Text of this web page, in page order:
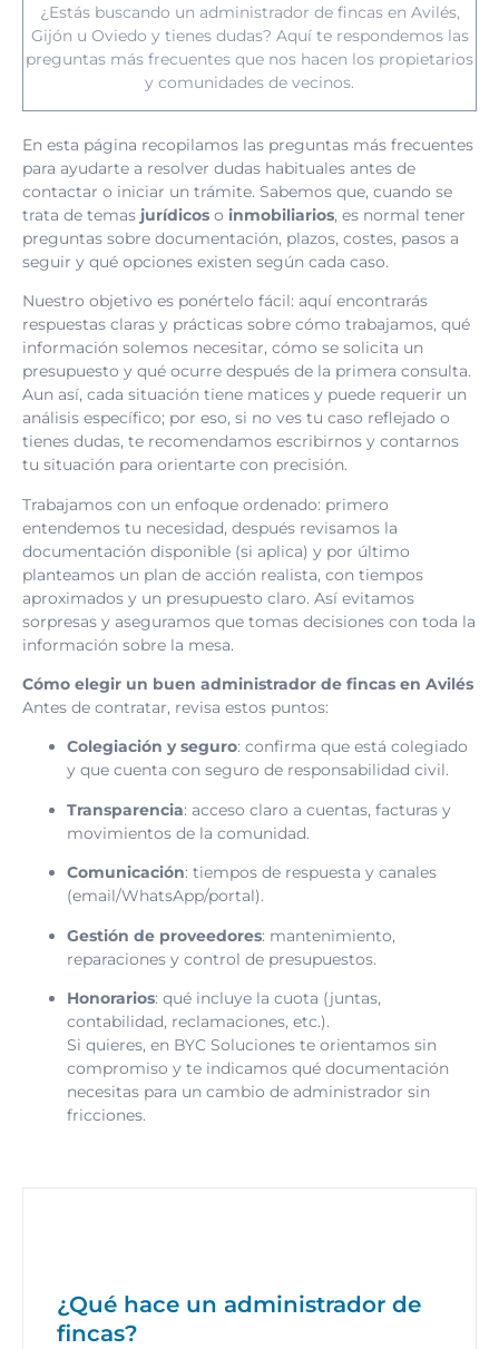
¿Estás buscando un administrador de fincas en Avilés,
Gijón u Oviedo y tienes dudas? Aquí te respondemos las
preguntas más frecuentes que nos hacen los propietarios
y comunidades de vecinos.
En esta página recopilamos las preguntas más frecuentes
para ayudarte a resolver dudas habituales antes de
contactar o iniciar un trámite. Sabemos que, cuando se
trata de temas jurídicos o inmobiliarios, es normal tener
preguntas sobre documentación, plazos, costes, pasos a
seguir y qué opciones existen según cada caso.
Nuestro objetivo es ponértelo fácil: aquí encontrarás
respuestas claras y prácticas sobre cómo trabajamos, qué
información solemos necesitar, cómo se solicita un
presupuesto y qué ocurre después de la primera consulta.
Aun así, cada situación tiene matices y puede requerir un
análisis específico; por eso, si no ves tu caso reflejado o
tienes dudas, te recomendamos escribirnos y contarnos
tu situación para orientarte con precisión.
Trabajamos con un enfoque ordenado: primero
entendemos tu necesidad, después revisamos la
documentación disponible (si aplica) y por último
planteamos un plan de acción realista, con tiempos
aproximados y un presupuesto claro. Así evitamos
sorpresas y aseguramos que tomas decisiones con toda la
información sobre la mesa.
Cómo elegir un buen administrador de fincas en Avilés
Antes de contratar, revisa estos puntos:
Colegiación y seguro: confirma que está colegiado
y que cuenta con seguro de responsabilidad civil.
Transparencia: acceso claro a cuentas, facturas y
movimientos de la comunidad.
Comunicación: tiempos de respuesta y canales
(email/WhatsApp/portal).
Gestión de proveedores: mantenimiento,
reparaciones y control de presupuestos.
Honorarios: qué incluye la cuota (juntas,
contabilidad, reclamaciones, etc.).
Si quieres, en BYC Soluciones te orientamos sin
compromiso y te indicamos qué documentación
necesitas para un cambio de administrador sin
fricciones.
¿Qué hace un administrador de
fincas?